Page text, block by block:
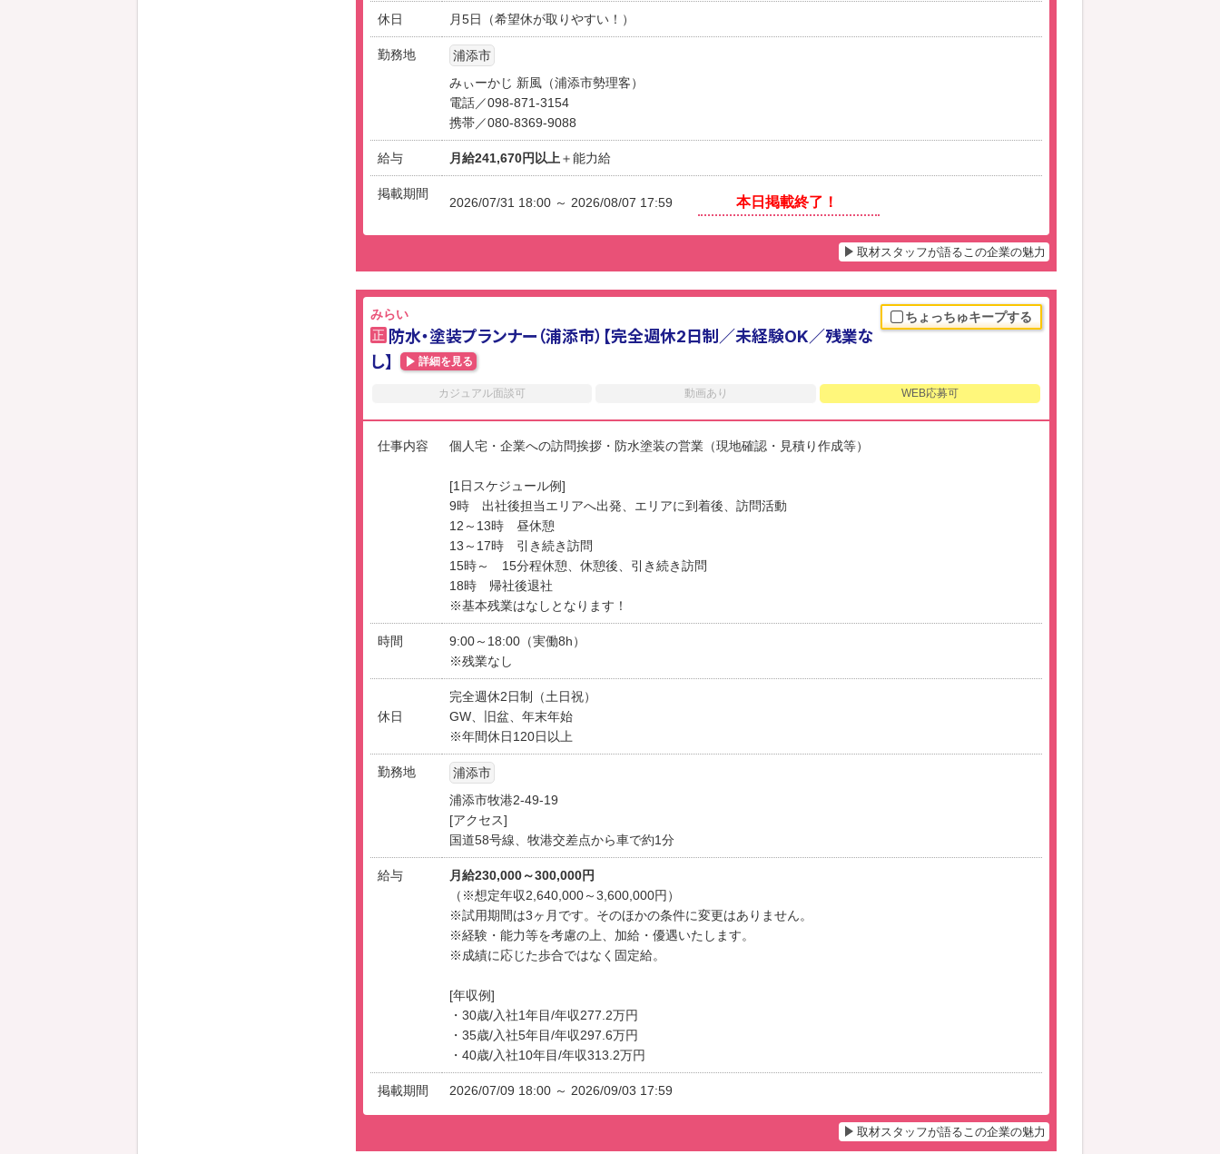
休日 月5日（希望休が取りやすい！）
勤務地
浦添市
みぃーかじ 新風（浦添市勢理客）
電話／098-871-3154
携帯／080-8369-9088
給与 月給241,670円以上 ＋能力給
掲載期間
2026/07/31 18:00 ～ 2026/08/07 17:59 本日掲載終了！
取材スタッフが語るこの企業の魅力
ちょっちゅキープする
みらい
正 防水・塗装プランナー（浦添市）【完全週休2日制／未経験OK／残業な
し】
詳細を見る
カジュアル面談可 動画あり WEB応募可
仕事内容 個人宅・企業への訪問挨拶・防水塗装の営業（現地確認・見積り作成等）
[1日スケジュール例]
9時 出社後担当エリアへ出発、エリアに到着後、訪問活動
12～13時 昼休憩
13～17時 引き続き訪問
15時～ 15分程休憩、休憩後、引き続き訪問
18時 帰社後退社
※基本残業はなしとなります！
時間
9:00～18:00（実働8h）
※残業なし
休日
完全週休2日制（土日祝）
GW、旧盆、年末年始
※年間休日120日以上
勤務地
浦添市
浦添市牧港2-49-19
[アクセス]
国道58号線、牧港交差点から車で約1分
給与
月給230,000～300,000円
（※想定年収2,640,000～3,600,000円）
※試用期間は3ヶ月です。そのほかの条件に変更はありません。
※経験・能力等を考慮の上、加給・優遇いたします。
※成績に応じた歩合ではなく固定給。
[年収例]
・30歳/入社1年目/年収277.2万円
・35歳/入社5年目/年収297.6万円
・40歳/入社10年目/年収313.2万円
掲載期間 2026/07/09 18:00 ～ 2026/09/03 17:59
取材スタッフが語るこの企業の魅力